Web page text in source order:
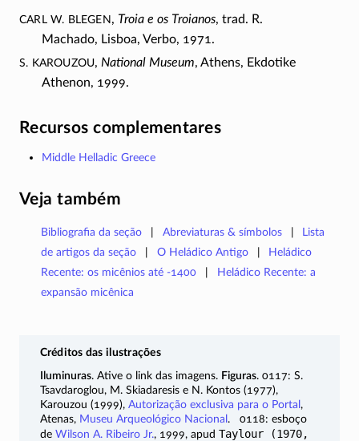
Carl W. Blegen, Troia e os Troianos, trad. R.
Machado, Lisboa, Verbo, 1971.
S. Karouzou,National Museum, Athens, Ekdotike
Athenon, 1999.
Recursos complementares
Middle Helladic Greece
Veja também
Bibliografia da seção Abreviaturas & símbolos
Lista
de artigos da seção
O Heládico Antigo
Heládico
Recente: os micênios até -1400
Heládico Recente: a
expansão micênica
Créditos das ilustrações
Iluminuras. Ative o link das imagens. Figuras. 0117: S.
Tsavdaroglou, M. Skiadaresis e N. Kontos (1977),
Karouzou (1999), Autorização exclusiva para o Portal ,
Atenas, Museu Arqueológico Nacional . 0118: esboço
de Wilson A. Ribeiro Jr., 1999, apud Taylour (1970,